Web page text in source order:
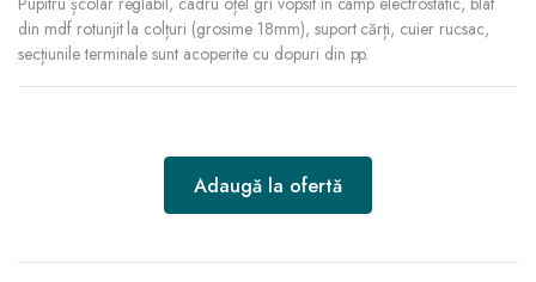
din mdf rotunjit la colțuri (grosime 18mm), suport cărți, cuier rucsac,
secțiunile terminale sunt acoperite cu dopuri din pp.
Adaugă la ofertă